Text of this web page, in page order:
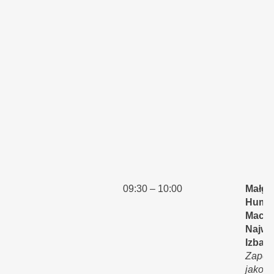
09:30 – 10:00
Izba